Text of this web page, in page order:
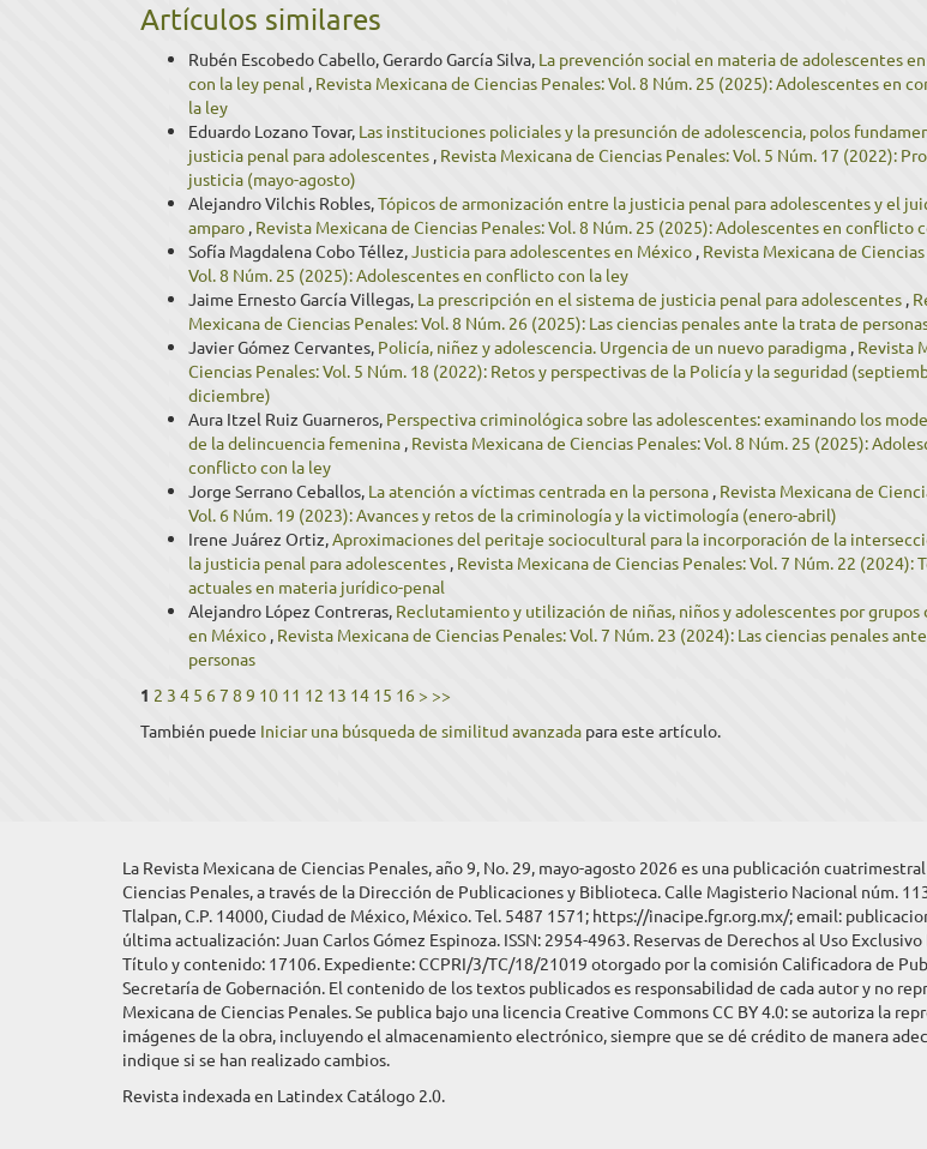
Artículos similares
Rubén Escobedo Cabello, Gerardo García Silva, La prevención social en materia de adolescentes
con la ley penal , Revista Mexicana de Ciencias Penales: Vol. 8 Núm. 25 (2025): Adolescentes en
la ley
Eduardo Lozano Tovar, Las instituciones policiales y la presunción de adolescencia, polos
justicia penal para adolescentes , Revista Mexicana de Ciencias Penales: Vol. 5 Núm. 17 (2022):
justicia (mayo-agosto)
Alejandro Vilchis Robles,Tópicos de armonización entre la justicia penal para adolescentes y el
amparo , Revista Mexicana de Ciencias Penales: Vol. 8 Núm. 25 (2025): Adolescentes en conflicto
Sofía Magdalena Cobo Téllez,Justicia para adolescentes en México , Revista Mexicana de
Vol. 8 Núm. 25 (2025): Adolescentes en conflicto con la ley
Jaime Ernesto García Villegas, La prescripción en el sistema de justicia penal para adolescentes ,
Mexicana de Ciencias Penales: Vol. 8 Núm. 26 (2025): Las ciencias penales ante la trata de
Javier Gómez Cervantes, Policía, niñez y adolescencia. Urgencia de un nuevo paradigma , Revista
Ciencias Penales: Vol. 5 Núm. 18 (2022): Retos y perspectivas de la Policía y la seguridad
diciembre)
Aura Itzel Ruiz Guarneros, Perspectiva criminológica sobre las adolescentes: examinando los
de la delincuencia femenina , Revista Mexicana de Ciencias Penales: Vol. 8 Núm. 25 (2025):
conflicto con la ley
Jorge Serrano Ceballos, La atención a víctimas centrada en la persona , Revista Mexicana de
Vol. 6 Núm. 19 (2023): Avances y retos de la criminología y la victimología (enero-abril)
Irene Juárez Ortiz,Aproximaciones del peritaje sociocultural para la incorporación de la
la justicia penal para adolescentes , Revista Mexicana de Ciencias Penales: Vol. 7 Núm. 22 (2024):
actuales en materia jurídico-penal
Alejandro López Contreras, Reclutamiento y utilización de niñas, niños y adolescentes por
en México , Revista Mexicana de Ciencias Penales: Vol. 7 Núm. 23 (2024): Las ciencias penales
personas
1 2 3 4 5 67 8 9 10 11 12 13 14 15 16> >>
También puede Iniciar una búsqueda de similitud avanzada para este artículo.
La Revista Mexicana de Ciencias Penales, año 9, No. 29, mayo-agosto 2026 es una publicación
Ciencias Penales, a través de la Dirección de Publicaciones y Biblioteca. Calle Magisterio Nacional núm.
Tlalpan, C.P. 14000, Ciudad de México, México. Tel. 5487 1571; https://inacipe.fgr.org.mx/; email:
última actualización: Juan Carlos Gómez Espinoza. ISSN: 2954-4963. Reservas de Derechos al Uso
Título y contenido: 17106. Expediente: CCPRI/3/TC/18/21019 otorgado por la comisión Calificadora de
Secretaría de Gobernación. El contenido de los textos publicados es responsabilidad de cada autor y no
Mexicana de Ciencias Penales. Se publica bajo una licencia Creative Commons CC BY 4.0: se autoriza la
imágenes de la obra, incluyendo el almacenamiento electrónico, siempre que se dé crédito de manera
indique si se han realizado cambios.
Revista indexada en Latindex Catálogo 2.0.